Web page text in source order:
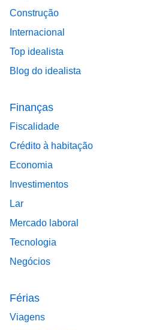
Construção
Internacional
Top idealista
Blog do idealista
Finanças
Fiscalidade
Crédito à habitação
Economia
Investimentos
Lar
Mercado laboral
Tecnologia
Negócios
Férias
Viagens